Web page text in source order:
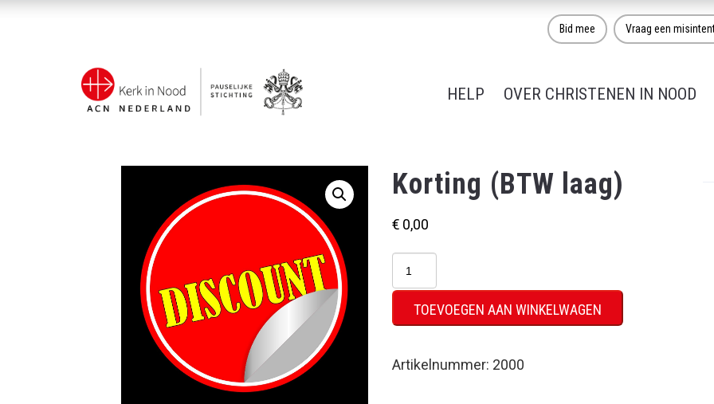
Bid mee Vraag een
HELP OVER CHRISTENEN IN NOOD
Korting (BTW laag)
€ 0,00
(BTW
laag)
aantal
TOEVOEGEN AAN WINKELWAGEN
Artikelnummer: 2000